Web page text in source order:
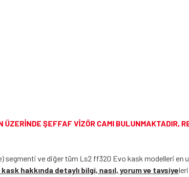
ŞEFFAF VİZÖR CAMI BULUNMAKTADIR,
segmenti ve diğer tüm Ls2 ff320 Evo kask modelleri en
hakkında detaylı bilgi, nasıl, yorum ve tavsiye